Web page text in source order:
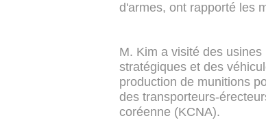
d'armes, ont rapporté les
M. Kim a visité des
stratégiques et des
production de munitions
des transporteurs-
coréenne (KCNA).